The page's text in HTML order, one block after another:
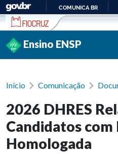
Ir para conteúdo COMUNICA BR
Ensino ENSP
Início Comunicação
2026 DHRES
Candidatos com
Homologada